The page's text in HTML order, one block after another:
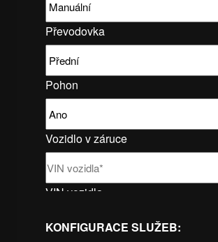
Převodovka
Pohon
Vozidlo v záruce
VIN vozidla
KONFIGURACE SLUŽEB: